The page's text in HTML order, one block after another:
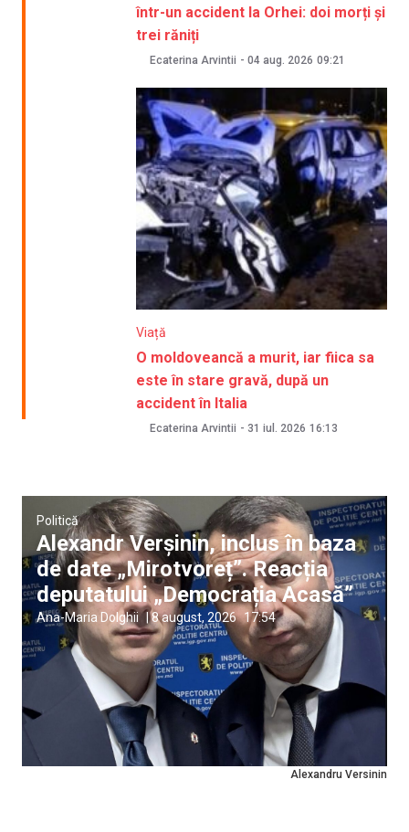
într-un accident la Orhei: doi morți și
trei răniți
Ecaterina Arvintii - 04 aug. 2026 09:21
Viață
O moldoveancă a murit, iar fiica sa
este în stare gravă, după un
accident în Italia
Ecaterina Arvintii - 31 iul. 2026 16:13
Alexandru Versinin
Politică
Alexandr Verșinin, inclus în baza
de date „Mirotvoreț”. Reacția
deputatului „Democrația Acasă”
Ana-Maria Dolghii |8 august, 2026 17:54